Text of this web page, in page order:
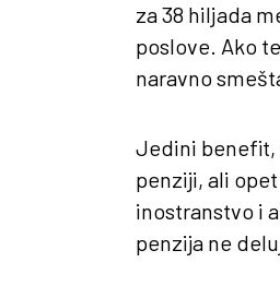
za 38 hiljada
poslove. Ako
naravno
Jedini benefit,
penziji, ali
inostranstvo i
penzija ne